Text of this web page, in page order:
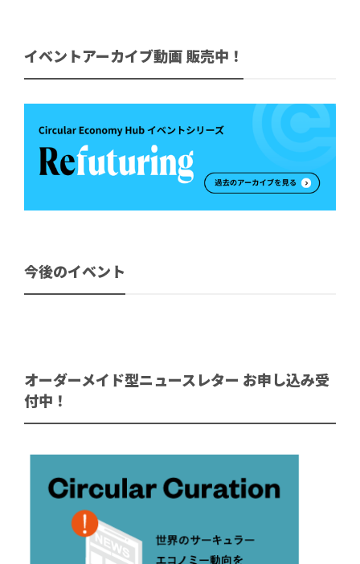
イベントアーカイブ動画 販売中！
今後のイベント
オーダーメイド型ニュースレター お申し込み受
付中！